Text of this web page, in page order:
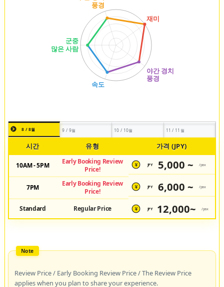
8 / 8월 9 / 9월 10 / 10월 11 / 11월
시간 유형 가격 (JPY)
10AM - 5PM
Early Booking Review
Price!
¥ JPY 5,000 ~ /pax
7PM
Early Booking Review
Price!
¥ JPY 6,000 ~ /pax
Standard Regular Price ¥ JPY 12,000~ /pax
Review Price / Early Booking Review Price / The Review Price
applies when you plan to share your experience.